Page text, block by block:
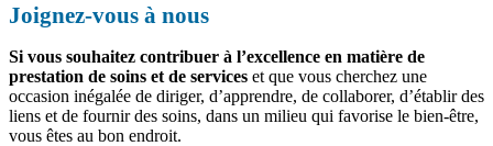
Joignez‑vous à nous
Si vous souhaitez contribuer à l’excellence en matière de
prestation de soins et de services et que vous cherchez une
occasion inégalée de diriger, d’apprendre, de collaborer, d’établir des
liens et de fournir des soins, dans un milieu qui favorise le bien-être,
vous êtes au bon endroit.